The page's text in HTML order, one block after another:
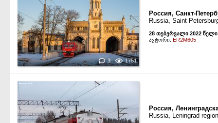
3 1751
Россия, Санкт-
Russia, Saint
28 თებერვალი 2022
ავტორი: ER2M605
Россия,
Russia, Leningrad